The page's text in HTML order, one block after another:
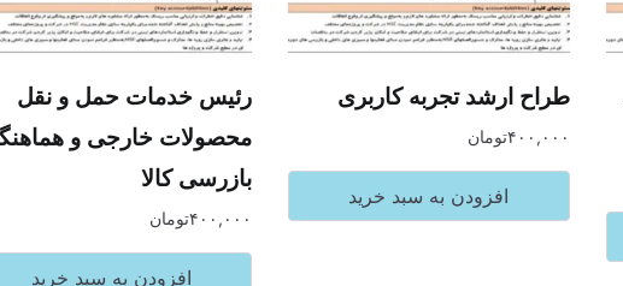
طراح ارشد تجربه کاربری
۴۰۰,۰۰۰تومان
افزودن به سبد خرید
رئیس خدمات حمل و نقل
محصولات خارجی و
بازرسی کالا
۴۰۰,۰۰۰تومان
افزودن به سبد خرید